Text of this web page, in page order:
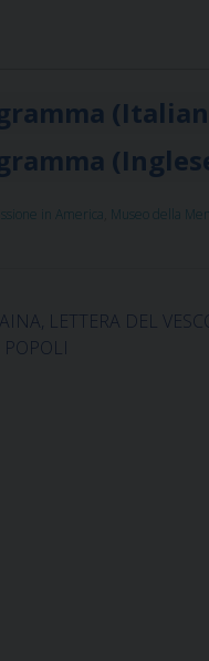
in America Museo della
LETTERA DEL